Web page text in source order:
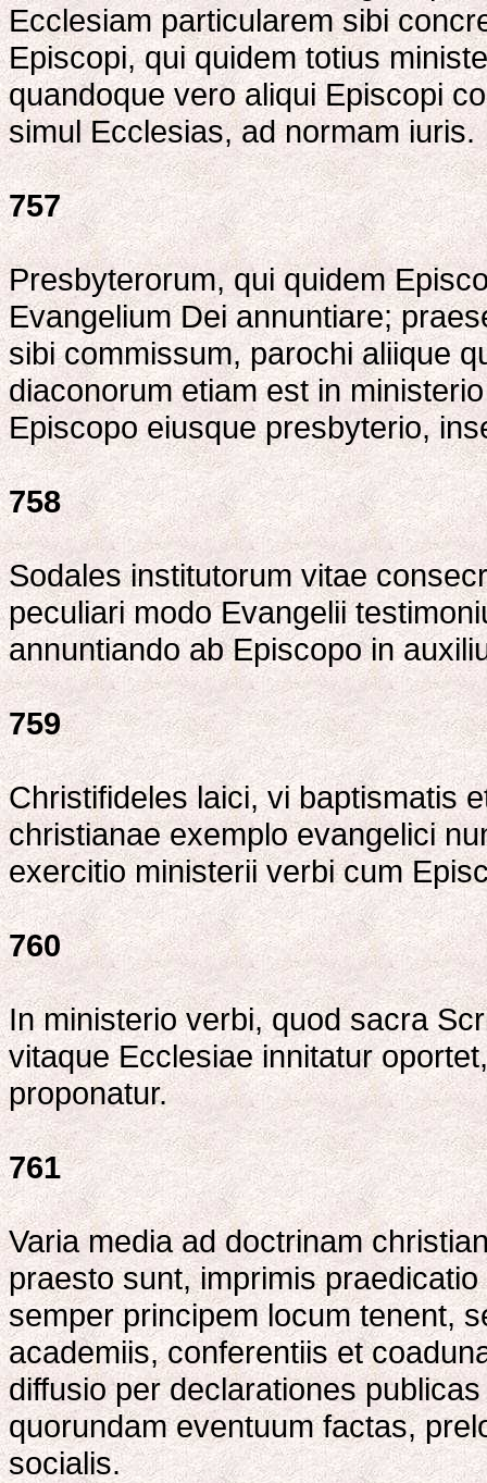
Ecclesiam particularem sibi
Episcopi, qui quidem totius
quandoque vero aliqui Episcopi
simul Ecclesias, ad normam iuris.
757
Presbyterorum, qui quidem
Evangelium Dei annuntiare;
sibi commissum, parochi aliique
diaconorum etiam est in
Episcopo eiusque presbyterio,
758
Sodales institutorum vitae
peculiari modo Evangelii
annuntiando ab Episcopo in
759
Christifideles laici, vi baptismatis
christianae exemplo evangelici
exercitio ministerii verbi cum
760
In ministerio verbi, quod sacra
vitaque Ecclesiae innitatur
proponatur.
761
Varia media ad doctrinam
praesto sunt, imprimis
semper principem locum tenent,
academiis, conferentiis et
diffusio per declarationes
quorundam eventuum factas,
socialis.